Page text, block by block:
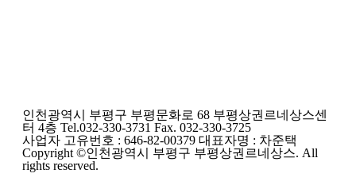
인천광역시 부평구 부평문화로 68 부평상권르네상스센
터 4층 Tel.032-330-3731 Fax. 032-330-3725
사업자 고유번호 : 646-82-00379 대표자명 : 차준택
Copyright ©인천광역시 부평구 부평상권르네상스. All
rights reserved.